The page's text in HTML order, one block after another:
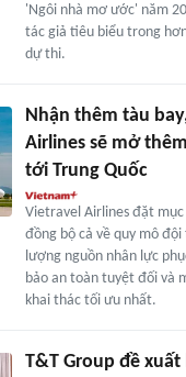
'Ngôi nhà mơ ước' năm
tác giả tiêu biểu trong
dự thi.
Nhận thêm tàu
Airlines sẽ mở
tới Trung Quốc
Vietravel Airlines đặt
đồng bộ cả về quy mô
lượng nguồn nhân lực
bảo an toàn tuyệt đối và
khai thác tối ưu nhất.
T&T Group đề